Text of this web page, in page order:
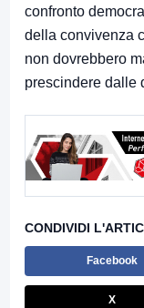
confronto
della convivenza
non dovrebbero
prescindere dalle
CONDIVIDI
Facebook
X